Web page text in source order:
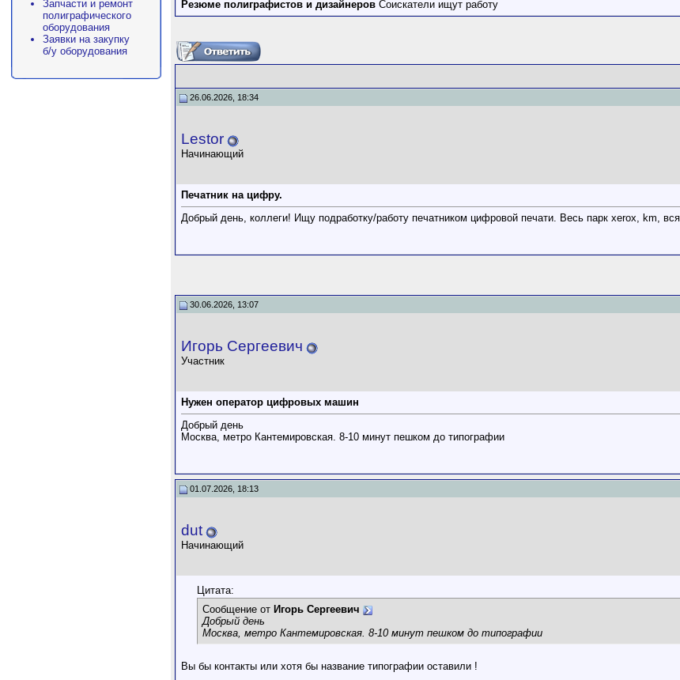
Запчасти и ремонт
полиграфического
оборудования
Заявки на закупку
б/у оборудования
Резюме полиграфистов и дизайнеров Соискатели ищут работу
26.06.2026, 18:34
Lestor
Начинающий
Печатник на цифру.
Добрый день, коллеги! Ищу подработку/работу печатником цифровой печати. Весь парк xerox, km,
30.06.2026, 13:07
Игорь Сергеевич
Участник
Нужен оператор цифровых машин
Добрый день
Москва, метро Кантемировская. 8-10 минут пешком до типографии
01.07.2026, 18:13
dut
Начинающий
Цитата:
Сообщение от Игорь Сергеевич
Добрый день
Москва, метро Кантемировская. 8-10 минут пешком до типографии
Вы бы контакты или хотя бы название типографии оставили !